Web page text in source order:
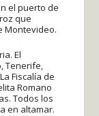
el puerto de
que
Montevideo.
El
Tenerife,
Fiscalía de
Romano
Todos los
en altamar.